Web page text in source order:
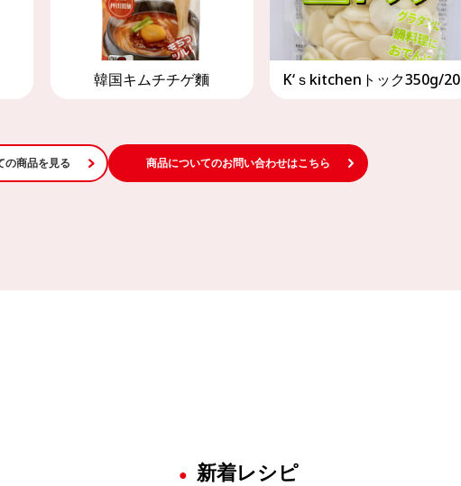
韓国キムチチゲ麵 K‘ｓkitchenトック350g/20
の商品を見る 商品についてのお問い合わせはこちら
新着レシピ